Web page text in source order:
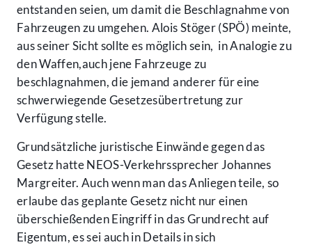
entstanden seien, um damit die Beschlagnahme von
Fahrzeugen zu umgehen. Alois Stöger (SPÖ) meinte,
aus seiner Sicht sollte es möglich sein, in Analogie zu
den Waffen,auch jene Fahrzeuge zu
beschlagnahmen, die jemand anderer für eine
schwerwiegende Gesetzesübertretung zur
Verfügung stelle.
Grundsätzliche juristische Einwände gegen das
Gesetz hatte NEOS-Verkehrssprecher Johannes
Margreiter. Auch wenn man das Anliegen teile, so
erlaube das geplante Gesetz nicht nur einen
überschießenden Eingriff in das Grundrecht auf
Eigentum, es sei auch in Details in sich